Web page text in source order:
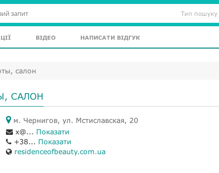
Тип пошуку
ВІДЕО НАПИСАТИ ВІДГУК
салон
САЛОН
м. Чернигов, ул. Мстиславская, 20
x@... Показати
+38... Показати
residenceofbeauty.com.ua